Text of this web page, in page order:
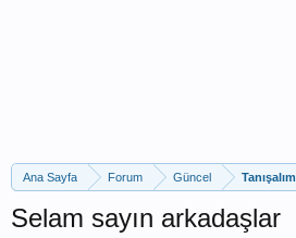
Ana Sayfa Forum Güncel Tanışalım
Selam sayın arkadaşlar